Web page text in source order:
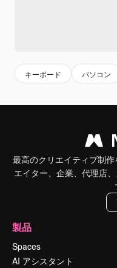
キーボード パソコン
最高のクリエイティブ制
エイター、企業、代理店
製品
Spaces
AI アシスタント